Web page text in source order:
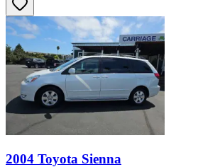
2004 Toyota Sienna